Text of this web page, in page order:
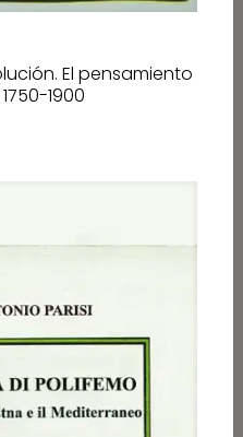
El pensamiento
1900